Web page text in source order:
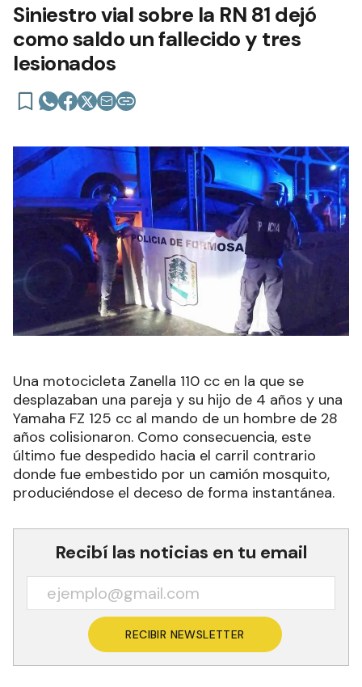
Siniestro vial sobre la RN 81 dejó
como saldo un fallecido y tres
lesionados
Una motocicleta Zanella 110 cc en la que se
desplazaban una pareja y su hijo de 4 años y una
Yamaha FZ 125 cc al mando de un hombre de 28
años colisionaron. Como consecuencia, este
último fue despedido hacia el carril contrario
donde fue embestido por un camión mosquito,
produciéndose el deceso de forma instantánea.
Recibí las noticias en tu email
RECIBIR NEWSLETTER